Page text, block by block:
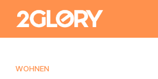
WOHNEN